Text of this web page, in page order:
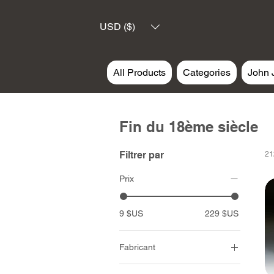
USD ($)
All Products Categories John
Fin du 18ème siècle
Filtrer par
Prix
9 $US 229 $US
Fabricant